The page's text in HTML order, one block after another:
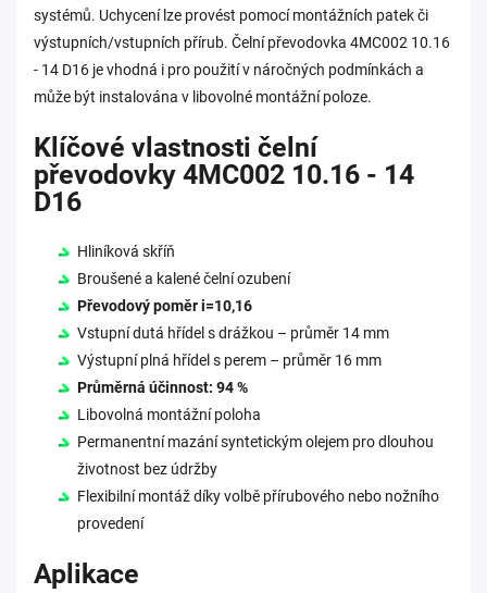
systémů. Uchycení lze provést pomocí montážních patek či
výstupních/vstupních přírub. Čelní převodovka 4MC002 10.16
- 14 D16 je vhodná i pro použití v náročných podmínkách a
může být instalována v libovolné montážní poloze.
Klíčové vlastnosti čelní
převodovky 4MC002 10.16 - 14
D16
Hliníková skříň
Broušené a kalené čelní ozubení
Převodový poměr i=10,16
Vstupní dutá hřídel s drážkou – průměr 14 mm
Výstupní plná hřídel s perem – průměr 16 mm
Průměrná účinnost: 94 %
Libovolná montážní poloha
Permanentní mazání syntetickým olejem pro dlouhou
životnost bez údržby
Flexibilní montáž díky volbě přírubového nebo nožního
provedení
Aplikace